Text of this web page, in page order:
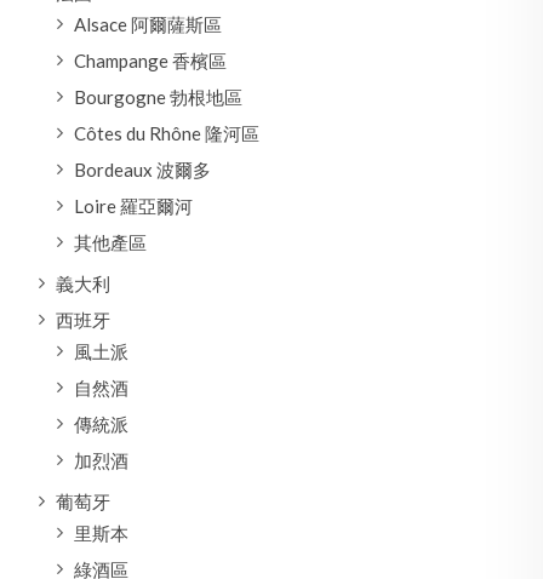
Alsace 阿爾薩斯區
Champange 香檳區
Bourgogne 勃根地區
Côtes du Rhône 隆河區
Bordeaux 波爾多
Loire 羅亞爾河
其他產區
義大利
西班牙
風土派
自然酒
傳統派
加烈酒
葡萄牙
里斯本
綠酒區